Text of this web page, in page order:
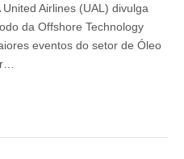
amplia
a
durante
Airlines (UAL) divulga
da Offshore Technology
eventos do setor de Óleo